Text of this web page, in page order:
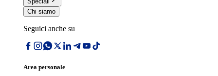
Chi siamo
Seguici anche su
Area personale